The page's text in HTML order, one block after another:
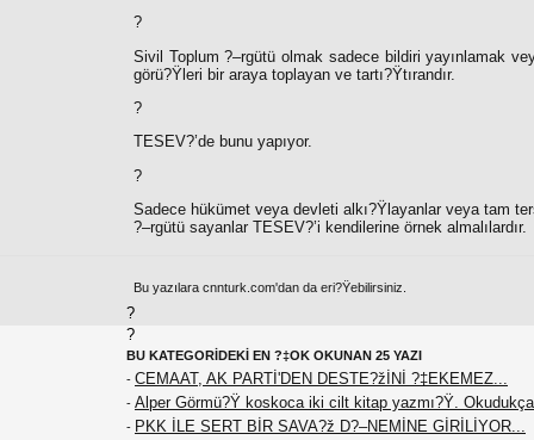
?
Sivil Toplum ?–rgütü olmak sadece bildiri yayınlamak
görü?Ÿleri bir araya toplayan ve tartı?Ÿtırandır.
?
TESEV?’de bunu yapıyor.
?
Sadece hükümet veya devleti alkı?Ÿlayanlar veya tam
?–rgütü sayanlar TESEV?’i kendilerine örnek almalılardır.
Bu yazılara cnnturk.com'dan da eri?Ÿebilirsiniz.
?
?
BU KATEGORİDEKİ EN ?‡OK OKUNAN 25 YAZI
- CEMAAT, AK PARTİ'DEN DESTE?žİNİ ?‡EKEMEZ...
- Alper Görmü?Ÿ koskoca iki cilt kitap yazmı?Ÿ.
- PKK İLE SERT BİR SAVA?ž D?–NEMİNE GİRİLİYOR...